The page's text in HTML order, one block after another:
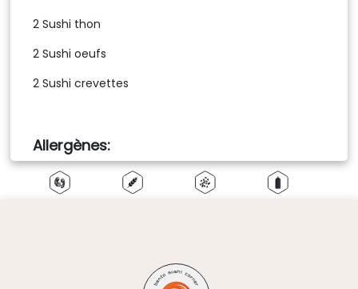
2 Sushi thon
2 Sushi oeufs
2 Sushi crevettes
Allergènes